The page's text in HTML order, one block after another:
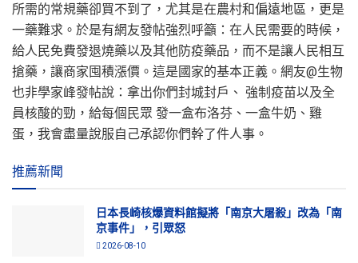
所需的常規藥卻買不到了，尤其是在農村和偏遠地區，更是
一藥難求。於是有網友發帖強烈呼籲：在人民需要的時候，
給人民免費發退燒藥以及其他防疫藥品，而不是讓人民相互
搶藥，讓商家囤積漲價。這是國家的基本正義。網友@生物
也非學家峰發帖說：拿出你們封城封戶、 強制疫苗以及全
員核酸的勁，給每個民眾 發一盒布洛芬、一盒牛奶、雞
蛋，我會盡量說服自己承認你們幹了件人事。
推薦新聞
日本長崎核爆資料館擬將「南京大屠殺」改為「南
京事件」，引眾怒
2026-08-10